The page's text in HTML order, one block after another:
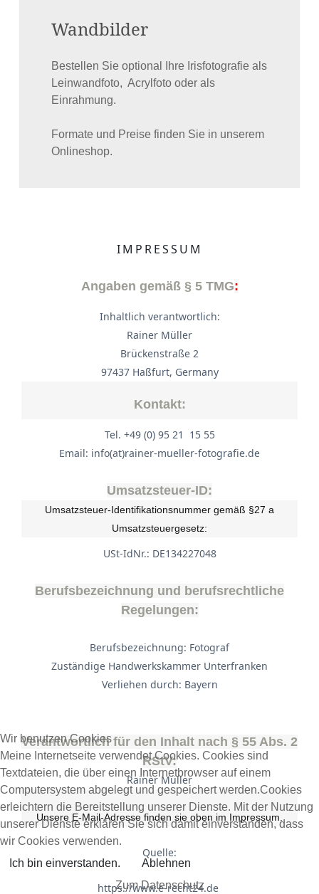
Wandbilder
Bestellen Sie optional Ihre Irisfotografie als
Leinwandfoto, Acrylfoto oder als
Einrahmung.
Formate und Preise finden Sie in unserem
Onlineshop.
IMPRESSUM
Angaben gemäß § 5 TMG:
Inhaltlich verantwortlich:
Rainer Müller
Brückenstraße 2
97437 Haßfurt, Germany
Kontakt:
Tel. +49 (0) 95 21 15 55
Email: info(at)rainer-mueller-fotografie.de
Umsatzsteuer-ID:
Umsatzsteuer-Identifikationsnummer gemäß §27 a
Umsatzsteuergesetz:
USt-IdNr.: DE134227048
Berufsbezeichnung und berufsrechtliche
Regelungen:
Berufsbezeichnung: Fotograf
Zuständige Handwerkskammer Unterfranken
Verliehen durch: Bayern
Verantwortlich für den Inhalt nach § 55 Abs. 2
RStV:
Rainer Müller
Unsere E-Mail-Adresse finden sie oben im Impressum.
Quelle:
https://www.e-recht24.de
Wir benutzen Cookies
Meine Internetseite verwendet Cookies. Cookies sind
Textdateien, die über einen Internetbrowser auf einem
Computersystem abgelegt und gespeichert werden.Cookies
erleichtern die Bereitstellung unserer Dienste. Mit der Nutzung
unserer Dienste erklären Sie sich damit einverstanden, dass
wir Cookies verwenden.
Ich bin einverstanden.
Ablehnen
Zum Datenschutz